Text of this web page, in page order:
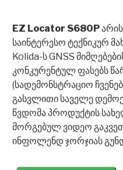
EZ Locator S680P
საინტერესო ტექნიკურ
Kolida-ს GNSS
კონკურენტულ ფასებს
(სადემონსტრაციო
გასვლითი საველე
წვდომა პროდუქტის
მორგებულ ვიდეო
ინფოლენდ ჯორჯიას